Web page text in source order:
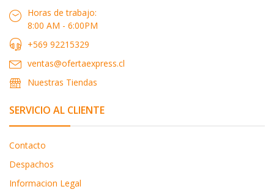
Horas de trabajo:
8:00 AM - 6:00PM
+569 92215329
ventas@ofertaexpress.cl
Nuestras Tiendas
SERVICIO AL CLIENTE
Contacto
Despachos
Informacion Legal